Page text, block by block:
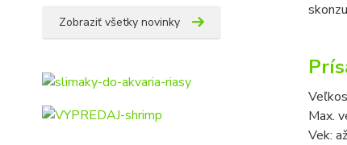
Zobraziť všetky novinky
Max.
Vek: